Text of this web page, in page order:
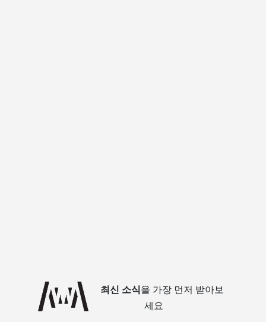
최신 소식을 가장 먼저 받아보
세요